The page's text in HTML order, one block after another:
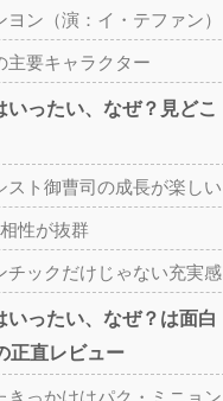
ヨン（演：イ・テファン）
主要キャラクター
いったい、なぜ？見どこ
ト御曹司の成長が楽しい
性が抜群
ックだけじゃない充実感
いったい、なぜ？は面白
正直レビュー